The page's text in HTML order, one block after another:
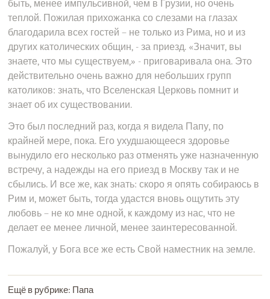
быть, менее импульсивной, чем в Грузии, но очень
теплой. Пожилая прихожанка со слезами на глазах
благодарила всех гостей – не только из Рима, но и из
других католических общин, - за приезд. «Значит, вы
знаете, что мы существуем,» - приговаривала она. Это
действительно очень важно для небольших групп
католиков: знать, что Вселенская Церковь помнит и
знает об их существовании.
Это был последний раз, когда я видела Папу, по
крайней мере, пока. Его ухудшающееся здоровье
вынудило его несколько раз отменять уже назначенную
встречу, а надежды на его приезд в Москву так и не
сбылись. И все же, как знать: скоро я опять собираюсь в
Рим и, может быть, тогда удастся вновь ощутить эту
любовь – не ко мне одной, к каждому из нас, что не
делает ее менее личной, менее заинтересованной.
Пожалуй, у Бога все же есть Свой наместник на земле.
Ещё в рубрике: Папа